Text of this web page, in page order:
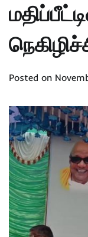
Posted on